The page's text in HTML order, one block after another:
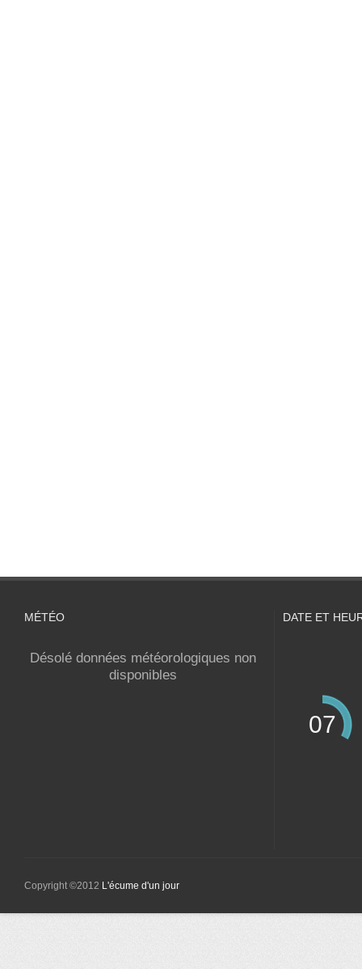
MÉTÉO
Désolé données météorologiques non
disponibles
DATE ET
07
Copyright ©2012 L'écume d'un jour